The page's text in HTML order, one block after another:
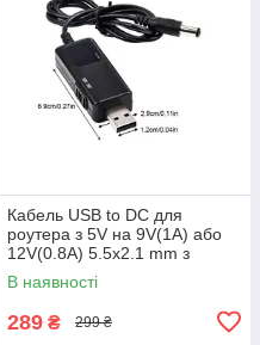
Кабель USB to DC для
роутера з 5V на 9V(1A) або
12V(0.8A) 5.5х2.1 mm з
перемикачем
В наявності
289 ₴ 299 ₴